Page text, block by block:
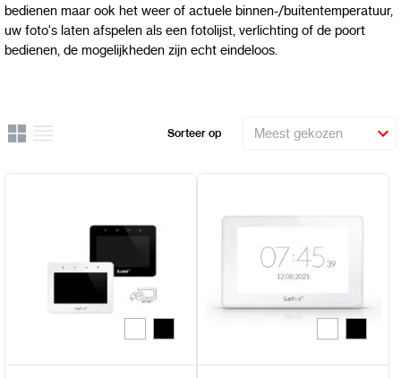
bedienen maar ook het weer of actuele binnen-/buitentemperatuur,
uw foto's laten afspelen als een fotolijst, verlichting of de poort
bedienen, de mogelijkheden zijn echt eindeloos.
Uitzicht
Rooster
Lijst Sorteer op
Kleur Kleur